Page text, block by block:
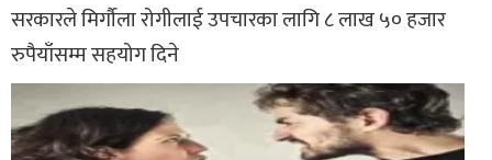
सरकारले मिर्गौला रोगीलाई उपचारका लागि ८ लाख ५० हजार
रुपैयाँसम्म सहयोग दिने